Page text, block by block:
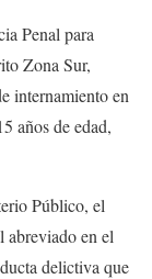
Penal para
Zona Sur,
internamiento en
años de edad,
Público, el
abreviado en el
delictiva que